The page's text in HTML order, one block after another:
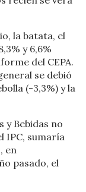
la batata, el
y 6,6%
del CEPA.
se debió
(-3,3%) y la
y Bebidas no
IPC, sumaría
en
pasado, el